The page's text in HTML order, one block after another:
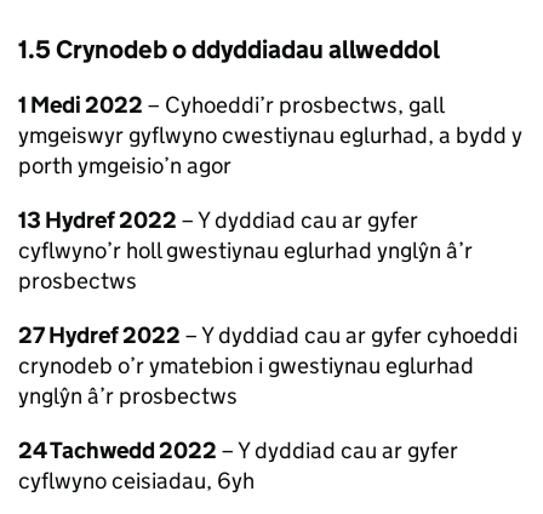
1.5 Crynodeb o ddyddiadau allweddol
1 Medi 2022 – Cyhoeddi’r prosbectws, gall
ymgeiswyr gyflwyno cwestiynau eglurhad, a bydd y
porth ymgeisio’n agor
13 Hydref 2022 – Y dyddiad cau ar gyfer
cyflwyno’r holl gwestiynau eglurhad ynglŷn â’r
prosbectws
27 Hydref 2022 – Y dyddiad cau ar gyfer cyhoeddi
crynodeb o’r ymatebion i gwestiynau eglurhad
ynglŷn â’r prosbectws
24 Tachwedd 2022 – Y dyddiad cau ar gyfer
cyflwyno ceisiadau, 6yh